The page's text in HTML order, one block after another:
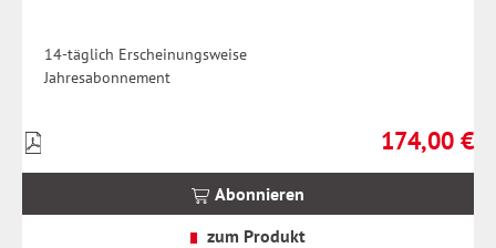
14-täglich Erscheinungsweise
Jahresabonnement
Regulärer
174,00 €
Preise
inkl.
Abonnieren
zum Produkt